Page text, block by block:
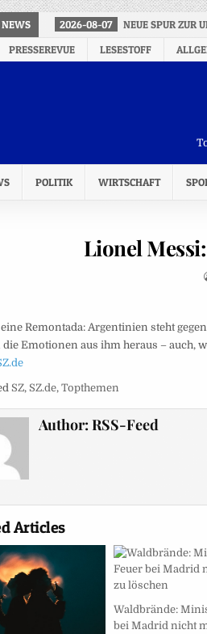
2026-08-07 NEUE SPUR ZUR
PRESSEREVUE LESESTOFF
POLITIK WIRTSCHAFT
Lionel
Remontada: Argentinien steht
die Emotionen aus ihm heraus – auch,
SZ, SZ.de, Topthemen
Author:RSS-Feed
Articles
Waldbrände:
bei Madrid nicht